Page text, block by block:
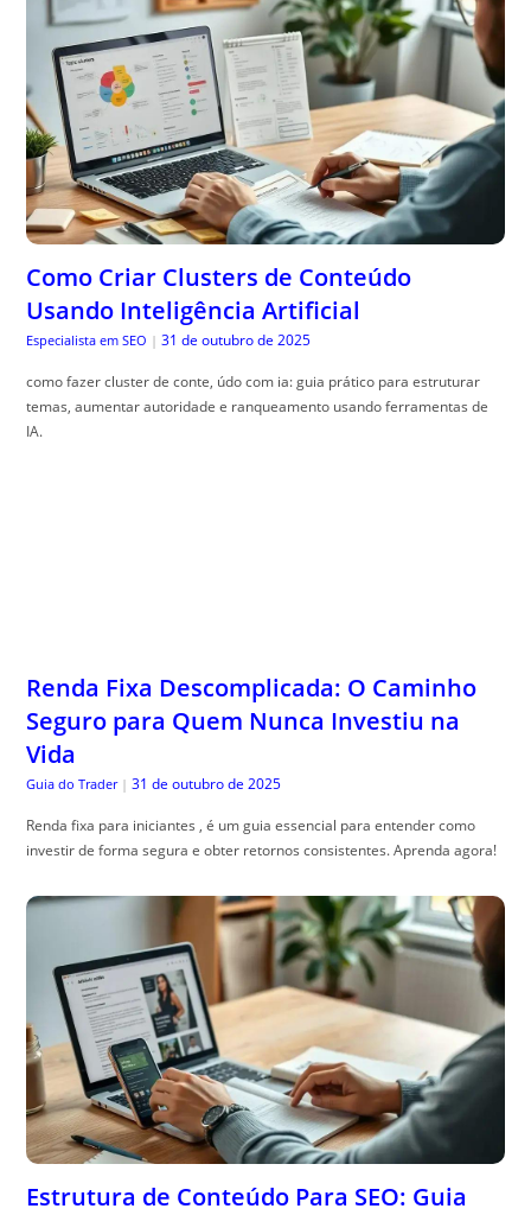
Como Criar Clusters de Conteúdo
Usando Inteligência Artificial
Especialista em SEO | 31 de outubro de 2025
como fazer cluster de conte, údo com ia: guia prático para estruturar
temas, aumentar autoridade e ranqueamento usando ferramentas de
IA.
Renda Fixa Descomplicada: O Caminho
Seguro para Quem Nunca Investiu na
Vida
Guia do Trader | 31 de outubro de 2025
Renda fixa para iniciantes , é um guia essencial para entender como
investir de forma segura e obter retornos consistentes. Aprenda agora!
Estrutura de Conteúdo Para SEO: Guia